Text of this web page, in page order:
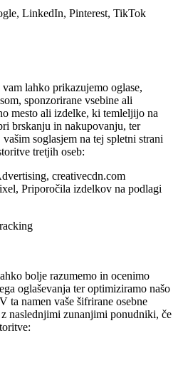
LinkedIn, Pinterest, TikTok
lahko prikazujemo oglase,
sponzorirane vsebine ali
mesto ali izdelke, ki temleljijo na
brskanju in nakupovanju, ter
soglasjem na tej spletni strani
tretjih oseb:
creativecdn.com
Priporočila izdelkov na podlagi
bolje razumemo in ocenimo
oglaševanja ter optimiziramo našo
ta namen vaše šifrirane osebne
naslednjimi zunanjimi ponudniki, če